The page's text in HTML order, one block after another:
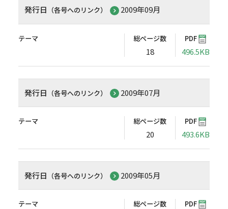
発行日 （各号へのリンク） 2009年09月
テーマ 総ページ数
18
PDF
496.5KB
発行日 （各号へのリンク） 2009年07月
テーマ 総ページ数
20
PDF
493.6KB
発行日 （各号へのリンク） 2009年05月
テーマ 総ページ数 PDF